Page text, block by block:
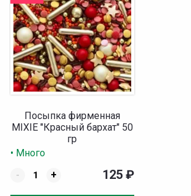
Посыпка фирменная
MIXIE "Красный бархат" 50
гр
• Много
-
+ 125 ₽